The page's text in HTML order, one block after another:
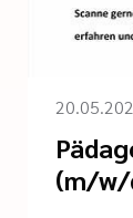
(m/